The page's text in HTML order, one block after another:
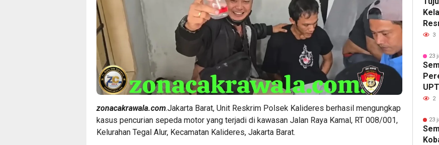
zonacakrawala.com.Jakarta Barat, Unit Reskrim Polsek Kalideres berhasil mengungkap
kasus pencurian sepeda motor yang terjadi di kawasan Jalan Raya Kamal, RT 008/001,
Kelurahan Tegal Alur, Kecamatan Kalideres, Jakarta Barat.
3
23
2
23